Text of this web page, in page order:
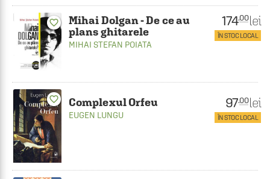
favorite_border
Mihai Dolgan - De ce au
plans ghitarele
MIHAI STEFAN POIATA
174.00 lei
ÎN STOC LOCAL
favorite_border Complexul Orfeu
EUGEN LUNGU
97.00 lei
ÎN STOC LOCAL